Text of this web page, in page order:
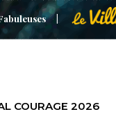
COURAGE 2026